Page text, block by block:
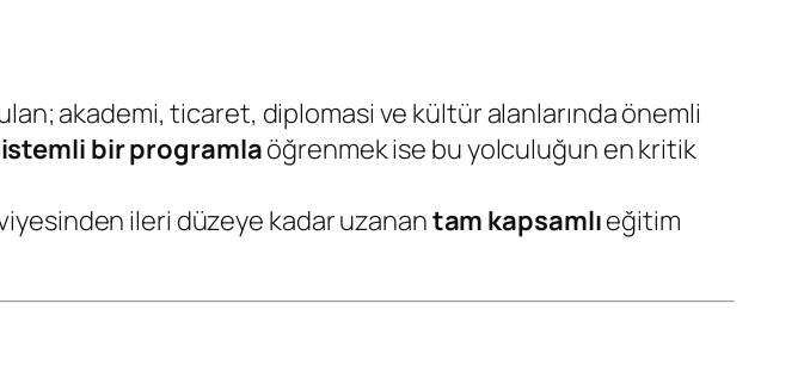
akademi, ticaret, diplomasi ve kültür alanlarında önemli
bir programlaöğrenmek ise bu yolculuğun en kritik
ileri düzeye kadar uzanantam kapsamlıeğitim